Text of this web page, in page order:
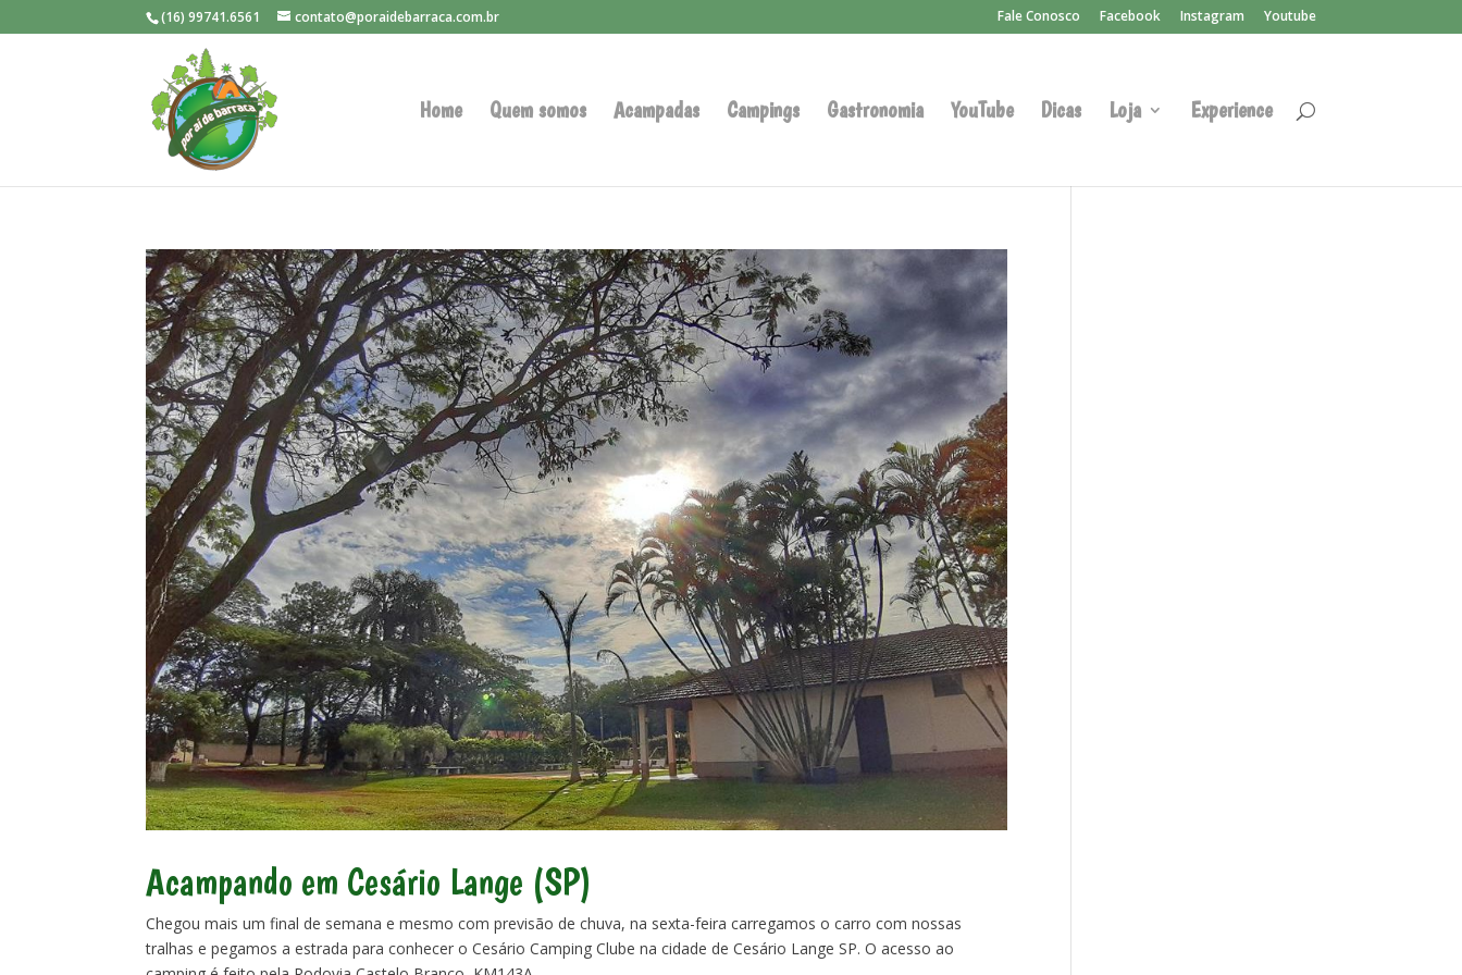
(16) 99741.6561 contato@poraidebarraca.com.br Fale Conosco Facebook Instagram Youtube
Home Quem somos Acampadas Campings Gastronomia YouTube Dicas Loja Experience
Acampando em Cesário Lange (SP)
Chegou mais um final de semana e mesmo com previsão de chuva, na sexta-feira carregamos o carro com nossas
tralhas e pegamos a estrada para conhecer o Cesário Camping Clube na cidade de Cesário Lange SP. O acesso ao